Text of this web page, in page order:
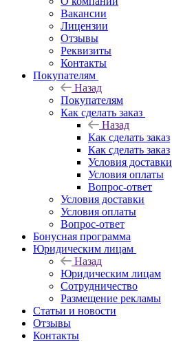
Вакансии
Лицензии
Отзывы
Реквизиты
Контакты
Покупателям
Назад
Покупателям
Как сделать заказ
Назад
Как сделать заказ
Как сделать заказ
Условия доставки
Условия оплаты
Вопрос-ответ
Условия доставки
Условия оплаты
Вопрос-ответ
Бонусная программа
Юридическим лицам
Назад
Юридическим лицам
Сотрудничество
Размещение рекламы
Статьи и новости
Отзывы
Контакты